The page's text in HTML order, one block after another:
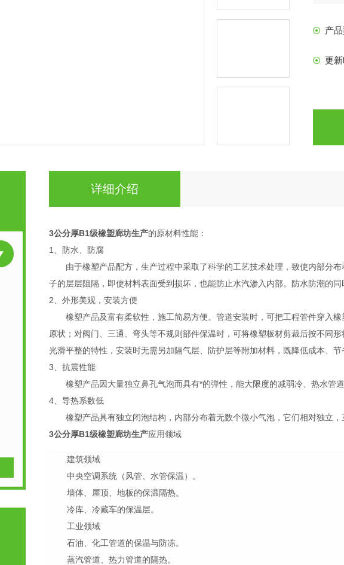
产品
更新
详细介绍
3公分厚B1级橡塑廊坊生产的原材料性能：
1、防水、防腐
由于橡塑产品配方，生产过程中采取了科学的工艺技术处理，致使内部分布
子的层层阻隔，即使材料表面受到损坏，也能防止水汽渗入内部。防水防潮的
2、外形美观，安装方便
橡塑产品及富有柔软性，施工简易方便。管道安装时，可把工程管件穿入橡
原状；对阀门、三通、弯头等不规则部件保温时，可将橡塑板材剪裁后按不同
光滑平整的特性，安装时无需另加隔气层、防护层等附加材料，既降低成本、
3、抗震性能
橡塑产品因大量独立鼻孔气泡而具有*的弹性，能大限度的减弱冷、热水管道
4、导热系数低
橡塑产品具有独立闭泡结构，内部分布着无数个微小气泡，它们相对独立，
3公分厚B1级橡塑廊坊生产应用领域
建筑领域
中央空调系统（风管、水管保温）。
墙体、屋顶、地板的保温隔热。
冷库、冷藏车的保温层。
工业领域
石油、化工管道的保温与防冻。
蒸汽管道、热力管道的隔热。